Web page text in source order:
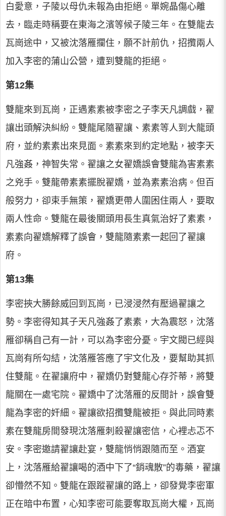
白愛意，子陵以母仇未報為由拒絕。單婉晶傷心離
去，臨走時稱要在東海之濱等候子陵三年。在雙龍去
瓦崗途中，又被沈落雁攔住，願不計前仇，招攬兩人
加入李密的蒲山公營，遭到雙龍的拒絕。
第12集
雙龍來到瓦崗，正遇素素被李密之子李天凡調戲，翟
讓出頭解決糾紛。雙龍尾隨翟讓、素素等人到大龍頭
府，並約素素出來見面。素素來到約定地點，被李天
凡強姦，神智失常。翟讓之女翟嬌誤會雙龍為害素素
之兇手。雙龍帶素素擺脫翟嬌，並為素素治病。但百
般努力，卻束手無策，翟嬌更帶人圍困住兩人，要取
兩人性命。雙龍在最後關頭用長生真氣治好了素素，
素素向翟嬌解釋了誤會，雙龍隨素素一起回了翟讓
府。
第13集
李密挾大勝餘威回到瓦崗，已浸浸然有壓過翟讓之
勢。李密得知其子天凡強姦了素素，大為震怒，沈落
雁卻稱自己有一計，可以為李密分憂。宇文閥已經與
瓦崗有所勾結，沈落雁答應了宇文化及，要幫助其抓
住雙龍。在翟讓府中，翟嬌仍對雙龍心存芥蒂，將雙
龍關在一處宅院。翟嬌中了沈落雁的反間計，誤會雙
龍為李密的奸細。翟讓欲招攬雙龍被拒。與此同時素
素在雙龍房間發現沈落雁刺殺翟讓密信，心裡忐忑不
安。李密邀請翟讓赴宴，雙龍悄悄跟隨而至。酒宴
上，沈落雁給翟讓喝的酒中下了“銷魂散”的毒藥，翟讓
卻懵然不知。雙龍在跟蹤翟讓的路上，卻發覺李密軍
正在暗中布置，心知李密可能要奪取瓦崗大權，瓦崗